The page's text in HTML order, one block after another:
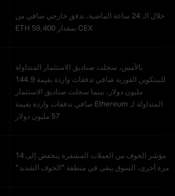
خلال الـ 24 ساعة الماضية، تدفق خارجي صافي من
CEX بمقدار 59,400 ETH
بالأمس، سجلت صناديق الاستثمار المتداولة
للبيتكوين الفورية صافي تدفقات واردة بقيمة 144.9
مليون دولار، بينما سجلت صناديق الاستثمار
المتداولة لـ Ethereum صافي تدفقات واردة بقيمة
57 مليون دولار
مؤشر الخوف من العملات المشفرة ينخفض إلى 14
مرة أخرى، السوق يبقى في منطقة "الخوف الشديد"